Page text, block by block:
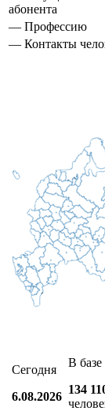
абонента
— Профессию
— Контакты
Сегодня
6.08.2026
В базе
134